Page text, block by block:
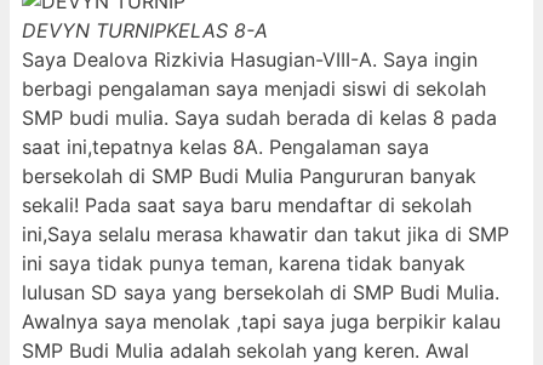
DEVYN TURNIPKELAS 8-A
Saya Dealova Rizkivia Hasugian-VIII-A. Saya ingin
berbagi pengalaman saya menjadi siswi di sekolah
SMP budi mulia. Saya sudah berada di kelas 8 pada
saat ini,tepatnya kelas 8A. Pengalaman saya
bersekolah di SMP Budi Mulia Pangururan banyak
sekali! Pada saat saya baru mendaftar di sekolah
ini,Saya selalu merasa khawatir dan takut jika di SMP
ini saya tidak punya teman, karena tidak banyak
lulusan SD saya yang bersekolah di SMP Budi Mulia.
Awalnya saya menolak ,tapi saya juga berpikir kalau
SMP Budi Mulia adalah sekolah yang keren. Awal